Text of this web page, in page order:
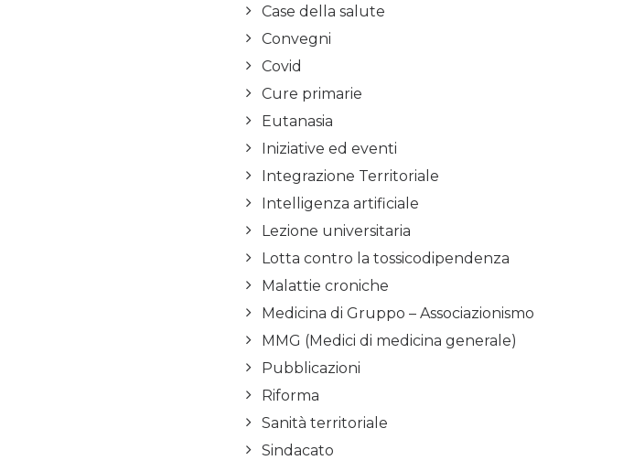
Case della salute
Convegni
Covid
Cure primarie
Eutanasia
Iniziative ed eventi
Integrazione Territoriale
Intelligenza artificiale
Lezione universitaria
Lotta contro la tossicodipendenza
Malattie croniche
Medicina di Gruppo – Associazionismo
MMG (Medici di medicina generale)
Pubblicazioni
Riforma
Sanità territoriale
Sindacato